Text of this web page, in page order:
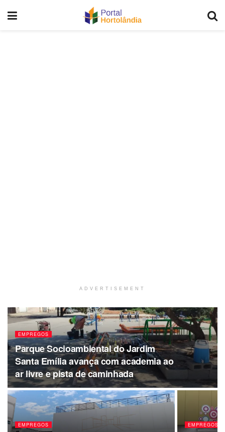
ADVERTISEMENT
EMPREGOS
Parque Socioambiental do Jardim
Santa Emília avança com academia ao
ar livre e pista de caminhada
EMPREGOS EMPREGOS